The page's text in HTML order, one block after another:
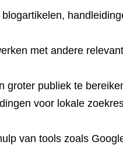
met andere
groter publiek te
voor lokale
van tools zoals